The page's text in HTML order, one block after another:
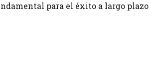
para el éxito a largo plazo